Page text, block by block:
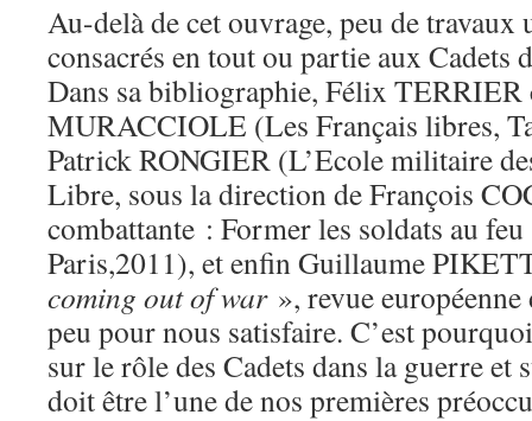
Au-delà de cet ouvrage, peu de travaux
consacrés en tout ou partie aux Cadets
Dans sa bibliographie, Félix TERRIER
MURACCIOLE (Les Français libres,
Patrick RONGIER (L’Ecole militaire
Libre, sous la direction de François
combattante : Former les soldats au
Paris,2011), et enfin Guillaume
coming out of war», revue européenne
peu pour nous satisfaire. C’est
sur le rôle des Cadets dans la guerre et
doit être l’une de nos premières